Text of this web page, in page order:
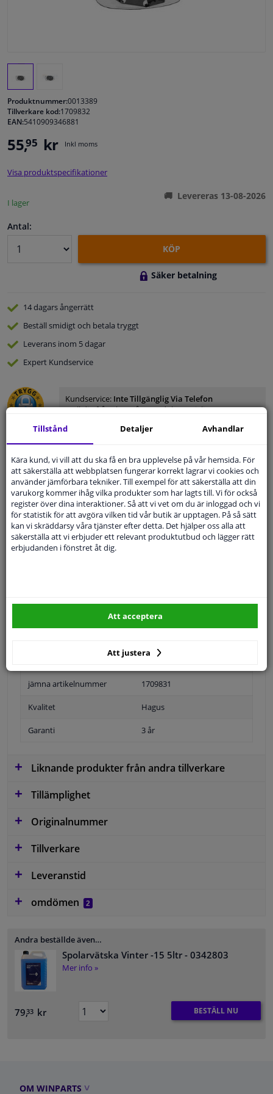
Bilvård & Tillbehör
Verkstad & Verktyg
Husbil, motorcykel, cykel & båt
Produktnummer:0013389
Tillverkare kod:1709832
EAN:5410909346881
55,95 kr Inkl moms
Visa produktspecifikationer
I lager
Levereras 13-08-2026
Antal:
KÖP
Säker betalning
14 dagarsångerrätt
Beställ smidigt och betala tryggt
Leverans inom 5 dagar
Expert Kundservice
Kundservice: Inte Tillgänglig Via Telefon
Ställ din fråga hos våra produktspecialister.
Modellmatchande garanti, Hitta rätt bildelar.
Fyll i ditt registreringsnummerellerVälj din bil .
SÖK
Tillämplighet: höger
jämna artikelnummer 1709831
Kvalitet Hagus
Garanti 3 år
Liknande produkter från andra tillverkare
Tillämplighet
Originalnummer
Tillverkare
Leveranstid
omdömen
2
Andra beställde även…
Spolarvätska Vinter -15 5ltr - 0342803
Mer info »
79,33 kr BESTÄLL NU
OM WINPARTS
Tillstånd Detaljer Avhandlar
Kära kund, vi vill att du ska få en bra upplevelse på vår hemsida. För
att säkerställa att webbplatsen fungerar korrekt lagrar vi cookies och
använder jämförbara tekniker. Till exempel för att säkerställa att din
varukorg kommer ihåg vilka produkter som har lagts till. Vi för också
register över dina interaktioner. Så att vi vet om du är inloggad och vi
för statistik för att avgöra vilken tid vår butik är upptagen. På så sätt
kan vi skräddarsy våra tjänster efter detta. Det hjälper oss alla att
säkerställa att vi erbjuder ett relevant produktutbud och lägger rätt
erbjudanden i fönstret åt dig.
Att justera
Att acceptera